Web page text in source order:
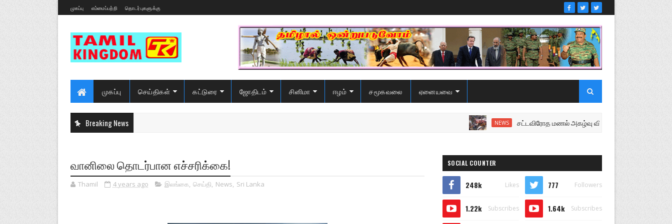
முகப்பு எம்மைப்பற்றி தொடர்புகளுக்கு
முகப்பு செய்திகள் கட்டுரை ஜோதிடம் சினிமா ஈழம் சமூகவலை ஏனையவை
Breaking News NEWS சட்டவிரோத மணல் அகழ்வு விசாரணைக்கு சென்ற பொலிஸை
வானிலை தொடர்பான எச்சரிக்கை!
Thamil 4 years ago இலங்கை, செய்தி, News, Sri Lanka
SOCIAL COUNTER
248k Likes 777 Followers
1.22k Subscribes 1.64k Subscribes